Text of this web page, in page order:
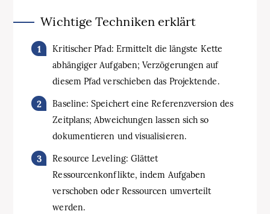
Wichtige Techniken erklärt
Kritischer Pfad: Ermittelt die längste Kette
abhängiger Aufgaben; Verzögerungen auf
diesem Pfad verschieben das Projektende.
Baseline: Speichert eine Referenzversion des
Zeitplans; Abweichungen lassen sich so
dokumentieren und visualisieren.
Resource Leveling: Glättet
Ressourcenkonflikte, indem Aufgaben
verschoben oder Ressourcen umverteilt
werden.